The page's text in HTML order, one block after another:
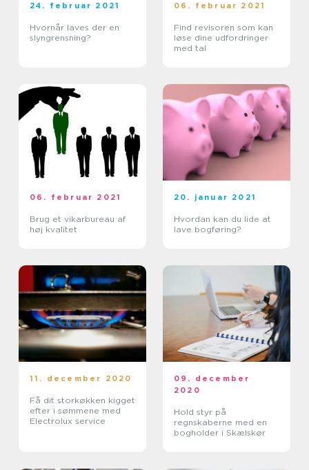
24. februar 2021
Hvornår laves der en
slyngrensning?
06. februar 2021
Find revisoren som kan
løse dine udfordringer
med tal
06. februar 2021
Brug et vikarbureau af
høj kvalitet
20. januar 2021
Hvordan kan du lide at
lave bogføring?
11. december 2020
Få dit storkøkken kigget
efter i sømmene med
Electrolux service
09. december
2020
Hold styr på
regnskaberne med en
bogholder i Skælskør